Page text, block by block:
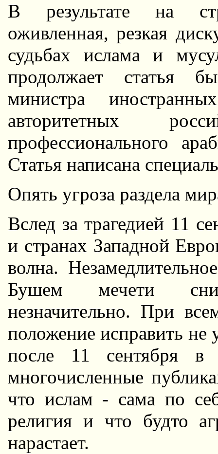
В результате на
оживленная, резкая
судьбах ислама и
продолжает статья
министра
авторитетных
профессионального
Статья написана
Опять угроза раздела
Вслед за трагедией 11
и странах Западной
волна.
Бушем мечети
незначительно. При
положение исправить не
после 11 сентября
многочисленные
что ислам - сама по
религия и что будто
нарастает.